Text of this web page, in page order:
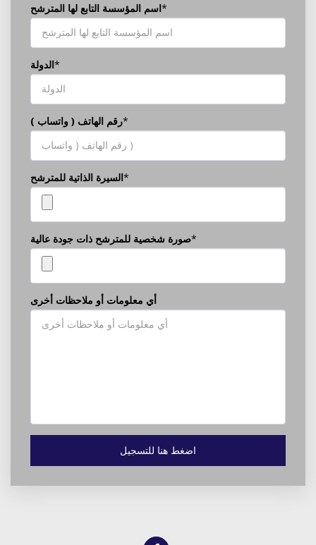
اسم المؤسسة التابع لها المترشح*
الدولة*
رقم الهاتف ( واتساب )*
السيرة الذاتية للمترشح*
صورة شخصية للمترشح ذات جودة عالية*
أي معلومات أو ملاحظات أخرى
اضغط هنا للتسجيل